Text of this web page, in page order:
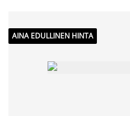
AINA EDULLINEN HINTA